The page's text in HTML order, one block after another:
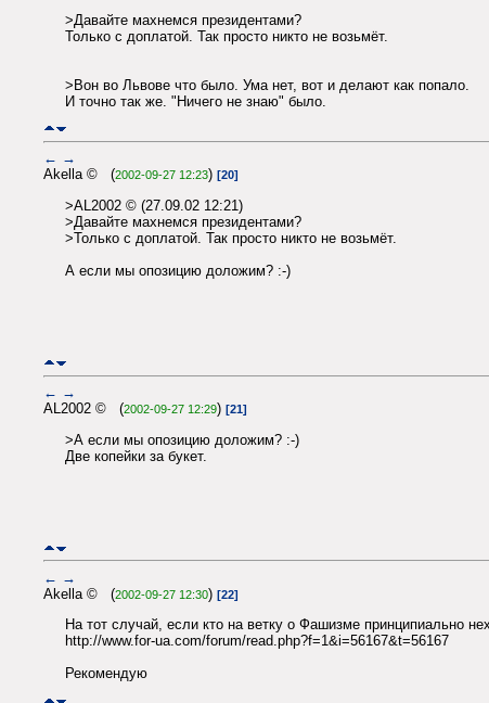
>Давайте махнемся президентами?
Только с доплатой. Так просто никто не возьмёт.
>Вон во Львове что было. Ума нет, вот и делают как попало.
И точно так же. "Ничего не знаю" было.
← →
Akella © (2002-09-27 12:23) [20]
>AL2002 © (27.09.02 12:21)
>Давайте махнемся президентами?
>Только с доплатой. Так просто никто не возьмёт.
А если мы опозицию доложим? :-)
← →
AL2002 © (2002-09-27 12:29) [21]
>А если мы опозицию доложим? :-)
Две копейки за букет.
← →
Akella © (2002-09-27 12:30) [22]
На тот случай, если кто на ветку о Фашизме принципиально
http://www.for-ua.com/forum/read.php?f=1&i=56167&t=56167
Рекомендую